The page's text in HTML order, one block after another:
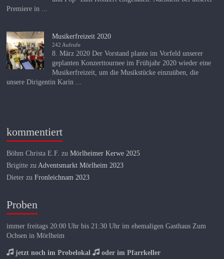
Premiere in ...
Musikerfreizeit 2020
242 Aufrufe
8. März 2020 Der Vorstand plante im Vorfeld unserer
geplanten Konzerttournee im Frühjahr 2020 wieder eine
Musikerfreizeit, um die Musikstücke einzuüben, die
unsere Dirigentin Karin ...
kommentiert
Böhm Christa E.F. zuMörlheimer Kerwe 2025
Brigitte zuAdventsmarkt Mörlheim 2023
Dieter zuFronleichnam 2023
Proben
immer freitags 20:00 Uhr bis 21:30 Uhr im ehemaligen Gasthaus Zum
Ochsen in Mörlheim
jetzt noch im Probelokal oder im Pfarrkeller